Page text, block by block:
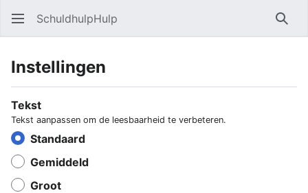
SchuldhulpHulp
Instellingen
Tekst
Tekst aanpassen om de leesbaarheid te verbeteren.
Standaard
Gemiddeld
Groot